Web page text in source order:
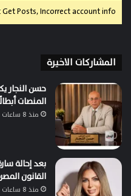
Get Posts, Incorrect account info.
المشاركات الاخيرة
حسن النجار
المنصات
منذ 8 ساعات
القانون
منذ 8 ساعات